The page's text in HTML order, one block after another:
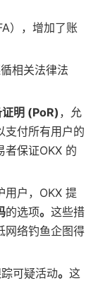
），增加了账
相关法律法
明 (PoR)，允
支付所有用户的
者保证OKX 的
用户，OKX 提
的选项。 这些措
网络钓鱼企图得
可疑活动。 这